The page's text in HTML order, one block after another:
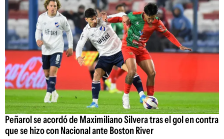
Peñarol se acordó de Maximiliano Silvera tras el gol en contra
que se hizo con Nacional ante Boston River